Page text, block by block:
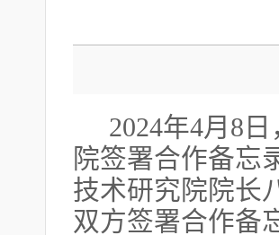
2024年4月8
院签署合作备忘
技术研究院院长
双方签署合作备